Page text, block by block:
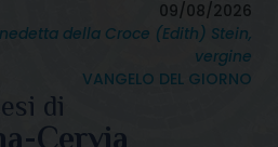
09/08/2026
della Croce (Edith) Stein,
vergine
VANGELO DEL GIORNO